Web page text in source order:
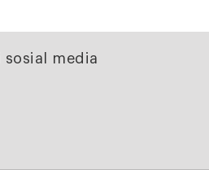
media